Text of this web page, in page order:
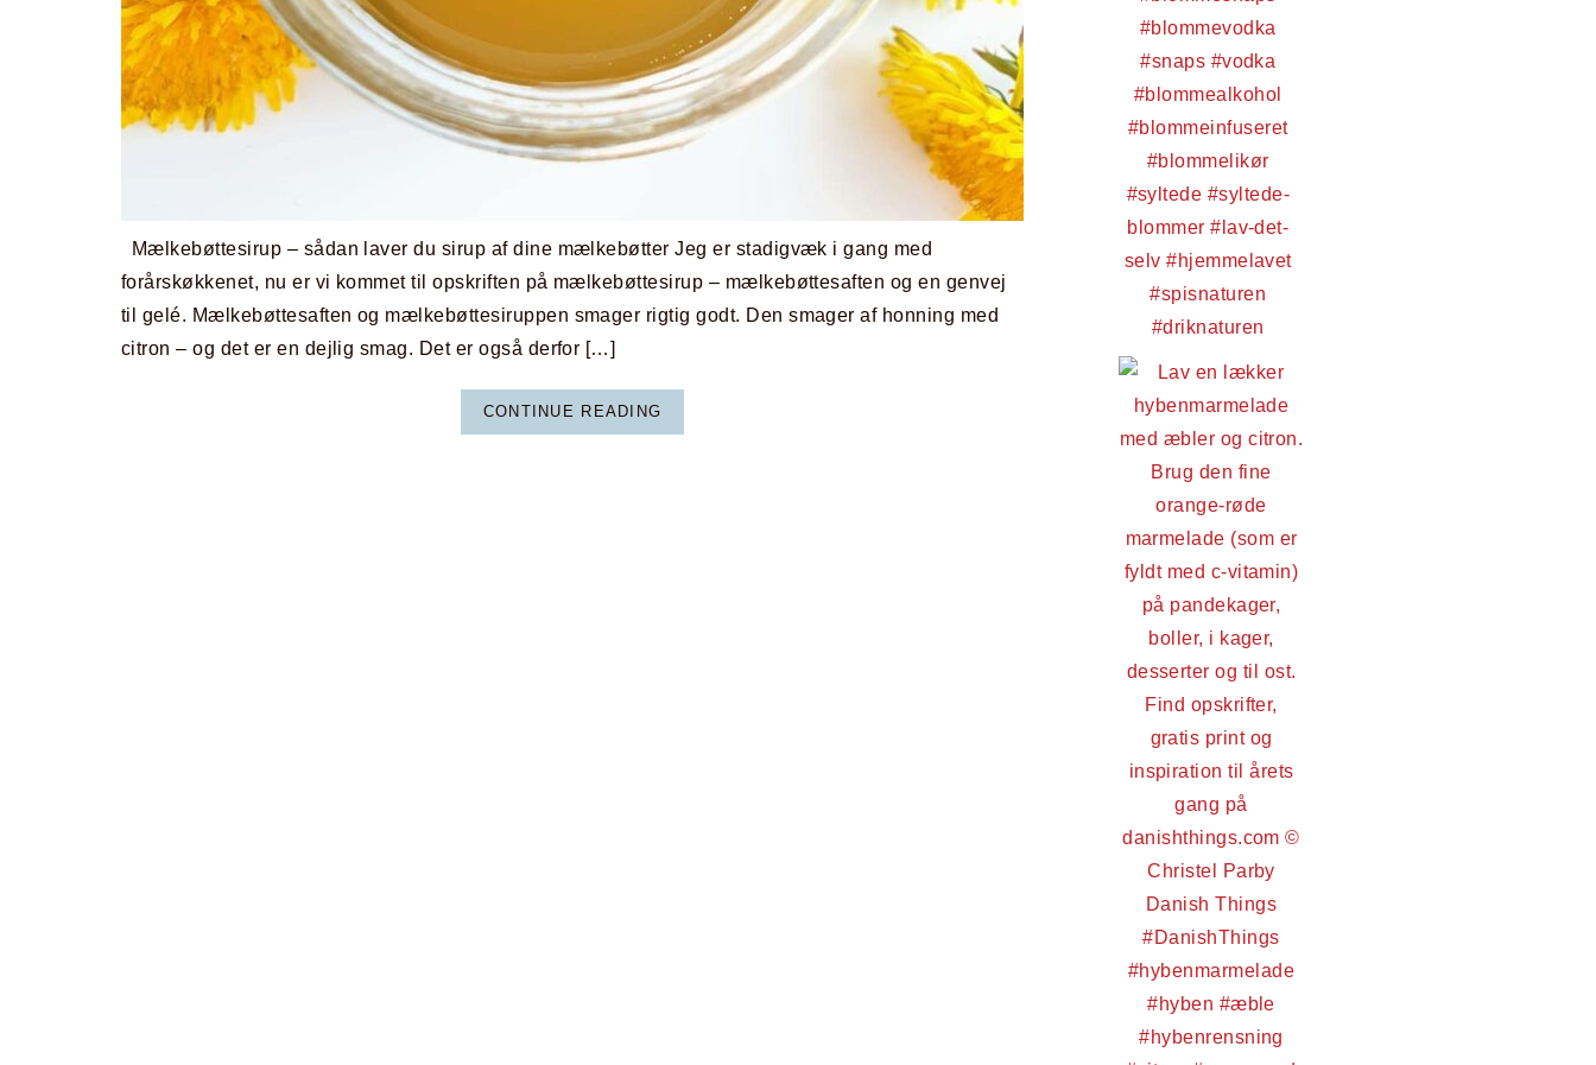
Mælkebøttesirup – sådan laver du sirup af dine mælkebøtter Jeg er stadigvæk i gang med
forårskøkkenet, nu er vi kommet til opskriften på mælkebøttesirup – mælkebøttesaften og en genvej
til gelé. Mælkebøttesaften og mælkebøttesiruppen smager rigtig godt. Den smager af honning med
citron – og det er en dejlig smag. Det er også derfor […]
CONTINUE READING